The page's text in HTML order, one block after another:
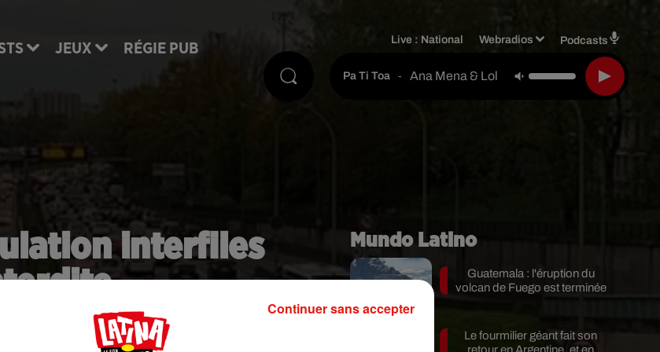
JEUX RÉGIE PUB
Live : National Webradios Podcasts
Pa Ti Toa - Ana Mena & Lola Indigo
interfiles
routière à partir du 1er février 2021.
Mundo Latino
Guatemala : l'éruption du
volcan de Fuego est terminée
Le fourmilier géant fait son
retour en Argentine, et en
Continuer sans accepter